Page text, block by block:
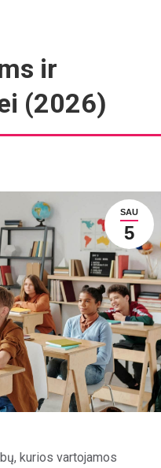
ir
(2026)
SAU
5
kurios vartojamos